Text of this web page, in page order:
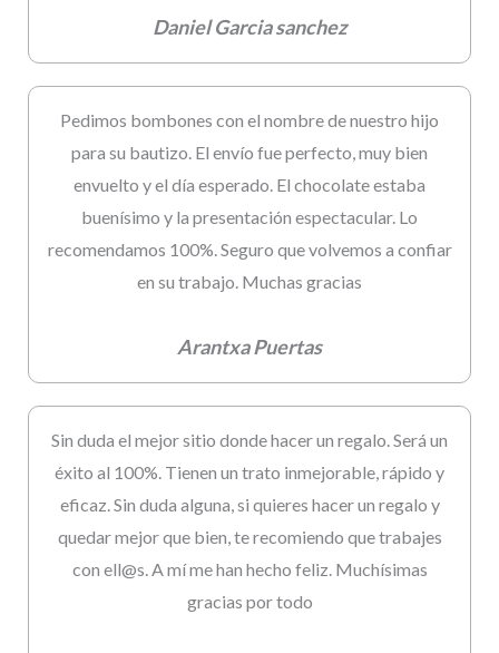
Daniel Garcia sanchez
Pedimos bombones con el nombre de nuestro hijo
para su bautizo. El envío fue perfecto, muy bien
envuelto y el día esperado. El chocolate estaba
buenísimo y la presentación espectacular. Lo
recomendamos 100%. Seguro que volvemos a confiar
en su trabajo. Muchas gracias
Arantxa Puertas
Sin duda el mejor sitio donde hacer un regalo. Será un
éxito al 100%. Tienen un trato inmejorable, rápido y
eficaz. Sin duda alguna, si quieres hacer un regalo y
quedar mejor que bien, te recomiendo que trabajes
con ell@s. A mí me han hecho feliz. Muchísimas
gracias por todo